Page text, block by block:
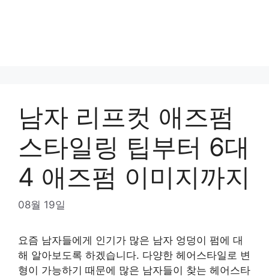
남자 리프컷 애즈펌
스타일링 팁부터 6대
4 애즈펌 이미지까지
08월 19일
요즘 남자들에게 인기가 많은 남자 엉덩이 펌에 대
해 알아보도록 하겠습니다. 다양한 헤어스타일로 변
형이 가능하기 때문에 많은 남자들이 찾는 헤어스타